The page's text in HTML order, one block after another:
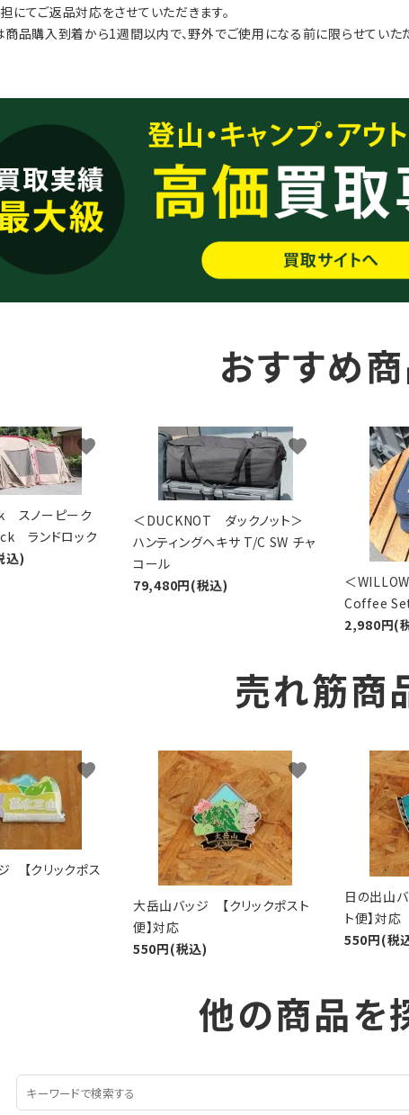
にてご返品対応をさせていただきます。
商品購入到着から1週間以内で、野外でご使用になる前に限らせていた
おすすめ
スノーピーク
ランドロック
込)
favorite
＜DUCKNOT ダックノット＞
ハンティングヘキサ T/C SW チャ
コール
79,480円(税込)
favorite
＜
Coffee
2,980円(
売れ筋商
【クリックポス
favorite
大岳山バッジ 【クリックポスト
便】対応
550円(税込)
favorite
日の出山
ト便】対応
550円(税
他の商品を